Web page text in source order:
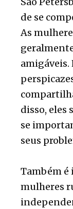
de se
As
amigáveis.
disso, eles
se
seus
Também
mulheres